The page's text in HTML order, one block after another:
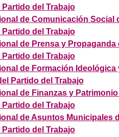
del Trabajo
de Comunicación Social
del Trabajo
de Prensa y Propaganda
del Trabajo
de Formación Ideológica
Partido del Trabajo
de Finanzas y Patrimonio
del Trabajo
de Asuntos Municipales
del Trabajo